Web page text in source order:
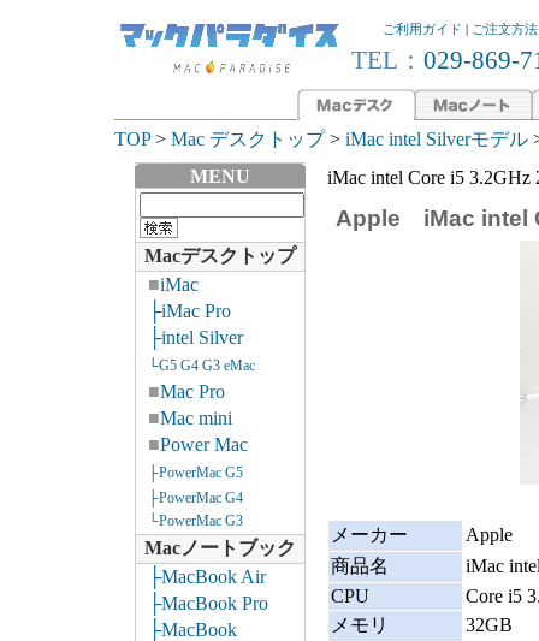
ご利用ガイド | ご注文方法
TEL： 029-869-
TOP> Mac デスクトップ> iMac intel Silverモデル
MENU
Macデスクトップ
■iMac
├iMac Pro
├intel Silver
└G5 G4 G3 eMac
■Mac Pro
■Mac mini
■Power Mac
├PowerMac G5
├PowerMac G4
└PowerMac G3
Macノートブック
├MacBook Air
├MacBook Pro
├MacBook
iMac intel Core i5
Apple iMac intel
メーカー
Apple
商品名
iMac
CPU
Core i5
メモリ
32GB